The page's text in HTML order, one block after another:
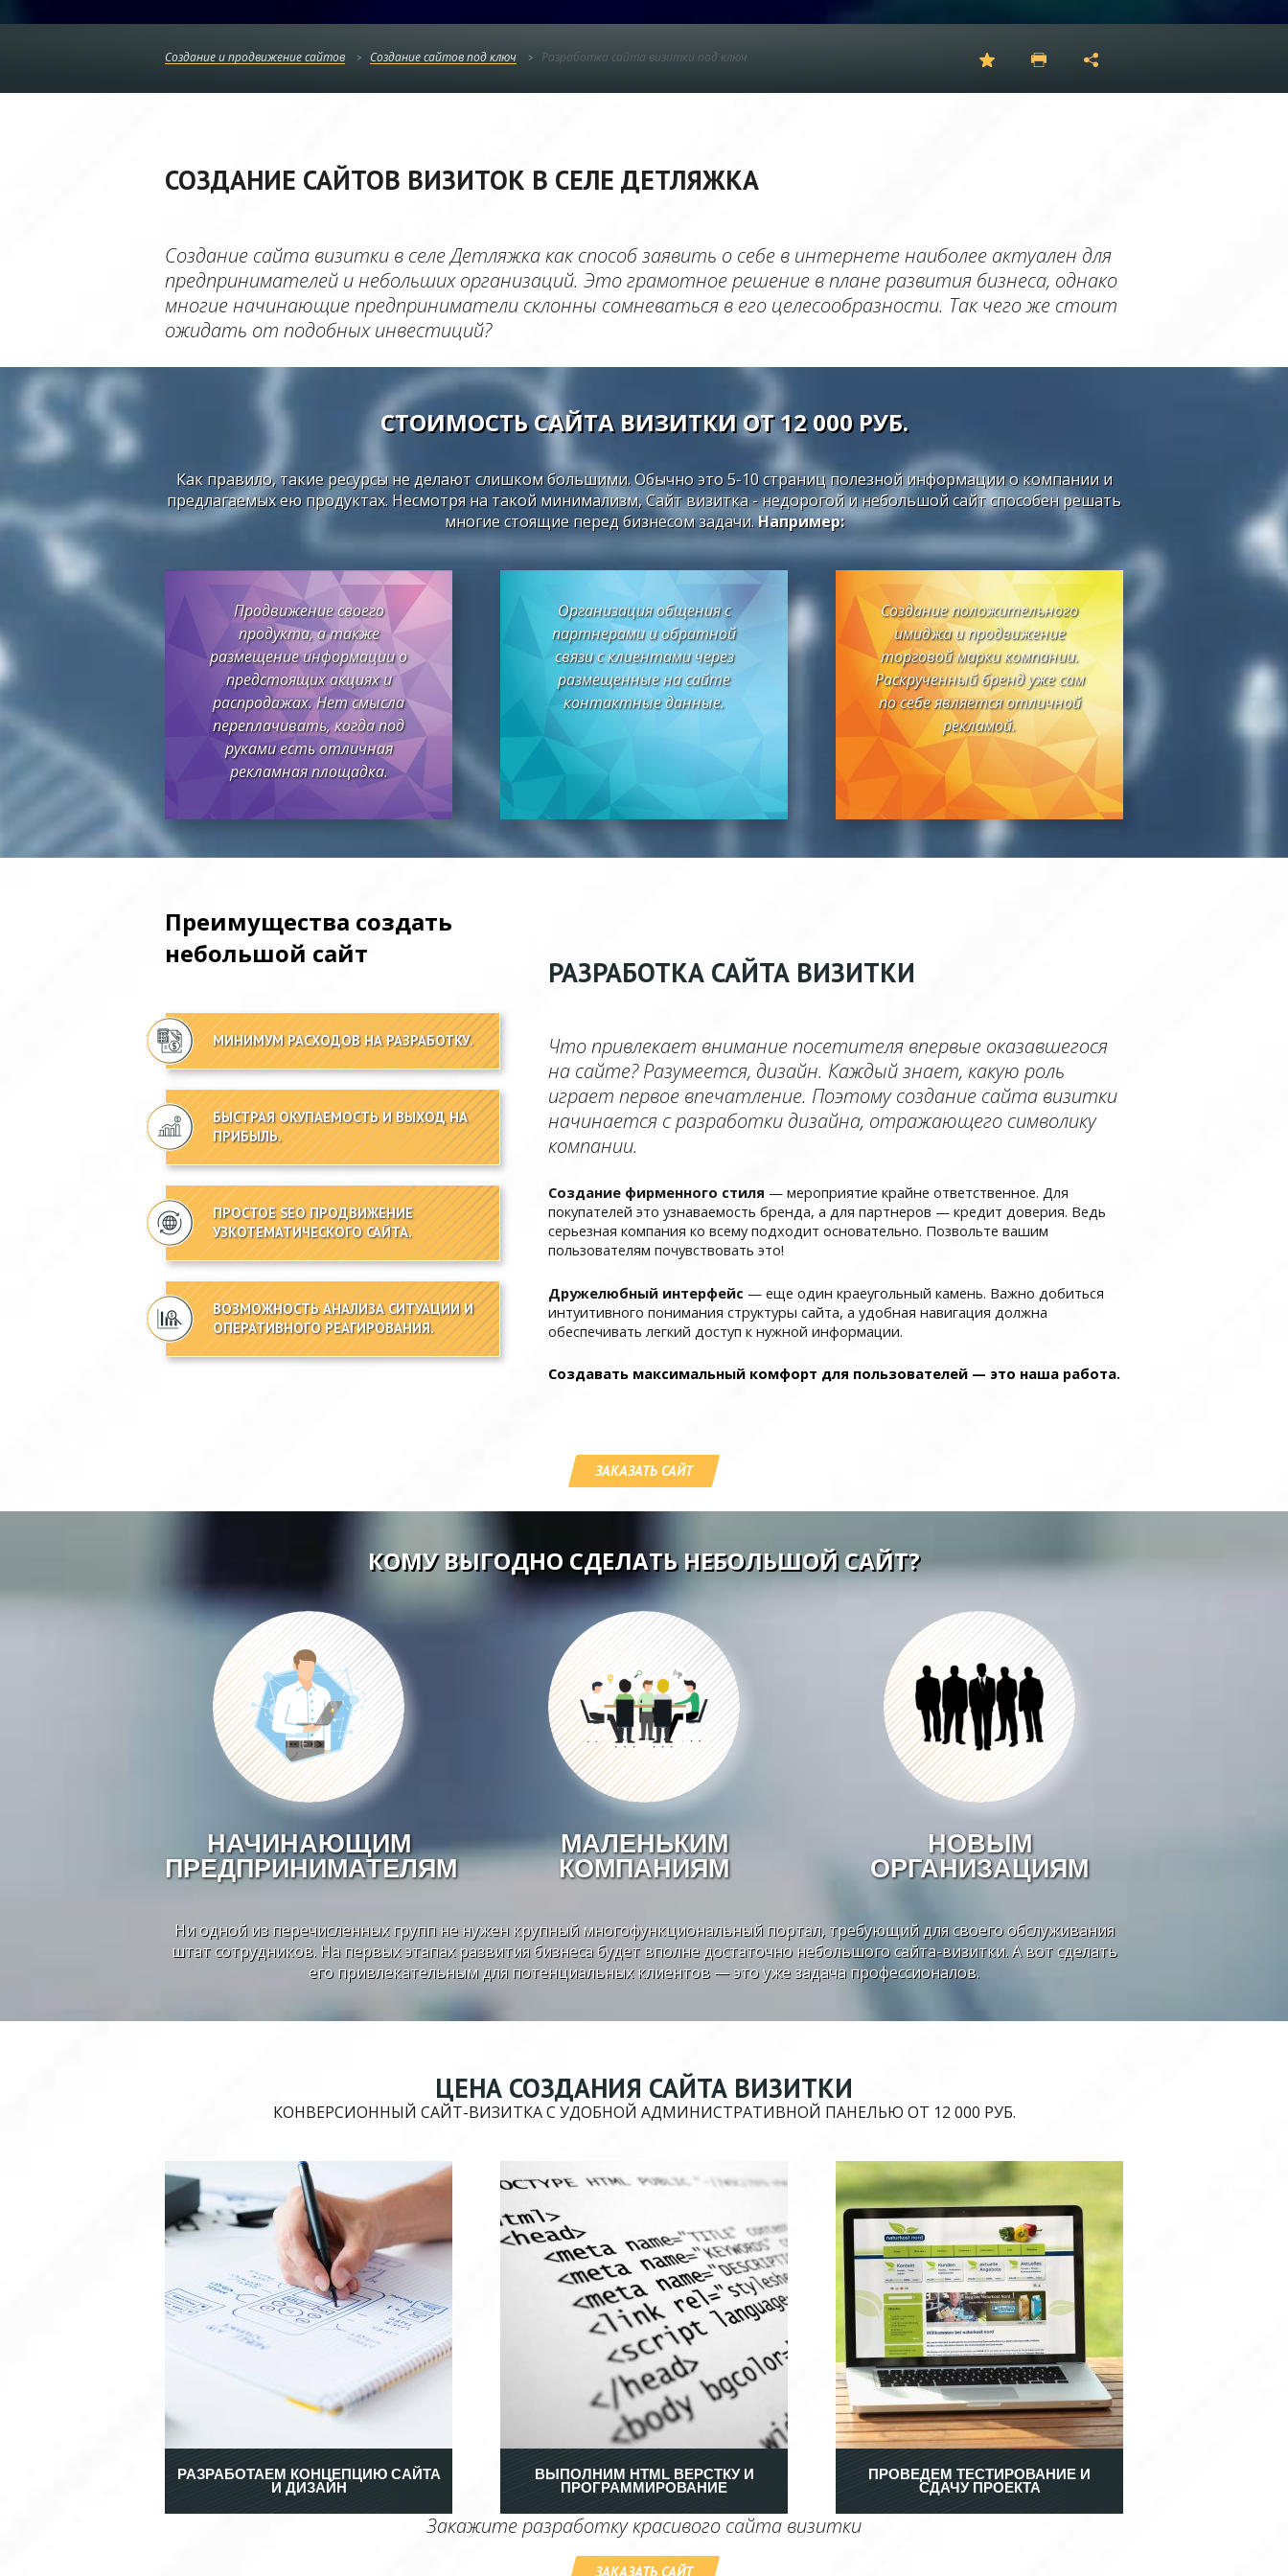
Создание и продвижение сайтов Создание сайтов под ключ Разработка сайта визитки под ключ
СОЗДАНИЕ САЙТОВ ВИЗИТОК В СЕЛЕ ДЕТЛЯЖКА
Создание сайта визитки в селе Детляжка как способ заявить о себе в интернете наиболее актуален для
предпринимателей и небольших организаций. Это грамотное решение в плане развития бизнеса, однако
многие начинающие предприниматели склонны сомневаться в его целесообразности. Так чего же стоит
ожидать от подобных инвестиций?
СТОИМОСТЬ САЙТА ВИЗИТКИ ОТ 12 000 РУБ.
Как правило, такие ресурсы не делают слишком большими. Обычно это 5-10 страниц полезной информации о компании и
предлагаемых ею продуктах. Несмотря на такой минимализм, Сайт визитка - недорогой и небольшой сайт способен решать
многие стоящие перед бизнесом задачи.Например:
Продвижение своего
продукта, а также
размещение информации о
предстоящих акциях и
распродажах. Нет смысла
переплачивать, когда под
руками есть отличная
рекламная площадка.
Организация общения с
партнерами и обратной
связи с клиентами через
размещенные на сайте
контактные данные.
Создание положительного
имиджа и продвижение
торговой марки компании.
Раскрученный бренд уже сам
по себе является отличной
рекламой.
Преимущества создать
небольшой сайт
МИНИМУМ РАСХОДОВ НА РАЗРАБОТКУ.
БЫСТРАЯ ОКУПАЕМОСТЬ И ВЫХОД НА
ПРИБЫЛЬ.
ПРОСТОЕ SEO ПРОДВИЖЕНИЕ
УЗКОТЕМАТИЧЕСКОГО САЙТА.
ВОЗМОЖНОСТЬ АНАЛИЗА СИТУАЦИИ И
ОПЕРАТИВНОГО РЕАГИРОВАНИЯ.
РАЗРАБОТКА САЙТА ВИЗИТКИ
Что привлекает внимание посетителя впервые оказавшегося
на сайте? Разумеется, дизайн. Каждый знает, какую роль
играет первое впечатление. Поэтому создание сайта визитки
начинается с разработки дизайна, отражающего символику
компании.
Создание фирменного стиля — мероприятие крайне ответственное. Для
покупателей это узнаваемость бренда, а для партнеров — кредит доверия. Ведь
серьезная компания ко всему подходит основательно. Позвольте вашим
пользователям почувствовать это!
Дружелюбный интерфейс — еще один краеугольный камень. Важно добиться
интуитивного понимания структуры сайта, а удобная навигация должна
обеспечивать легкий доступ к нужной информации.
Создавать максимальный комфорт для пользователей — это наша работа.
ЗАКАЗАТЬ САЙТ
КОМУ ВЫГОДНО СДЕЛАТЬ НЕБОЛЬШОЙ САЙТ?
НАЧИНАЮЩИМ
ПРЕДПРИНИМАТЕЛЯМ
МАЛЕНЬКИМ
КОМПАНИЯМ
НОВЫМ
ОРГАНИЗАЦИЯМ
Ни одной из перечисленных групп не нужен крупный многофункциональный портал, требующий для своего обслуживания
штат сотрудников. На первых этапах развития бизнеса будет вполне достаточно небольшого сайта-визитки. А вот сделать
его привлекательным для потенциальных клиентов — это уже задача профессионалов.
ЦЕНА СОЗДАНИЯ САЙТА ВИЗИТКИ
КОНВЕРСИОННЫЙ САЙТ-ВИЗИТКА С УДОБНОЙ АДМИНИСТРАТИВНОЙ ПАНЕЛЬЮ ОТ 12 000 РУБ.
РАЗРАБОТАЕМ КОНЦЕПЦИЮ САЙТА
И ДИЗАЙН
ВЫПОЛНИМ HTML ВЕРСТКУ И
ПРОГРАММИРОВАНИЕ
ПРОВЕДЕМ ТЕСТИРОВАНИЕ И
СДАЧУ ПРОЕКТА
Закажите разработку красивого сайта визитки
ЗАКАЗАТЬ САЙТ